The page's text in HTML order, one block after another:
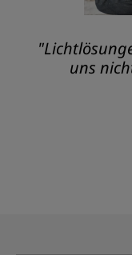
uns